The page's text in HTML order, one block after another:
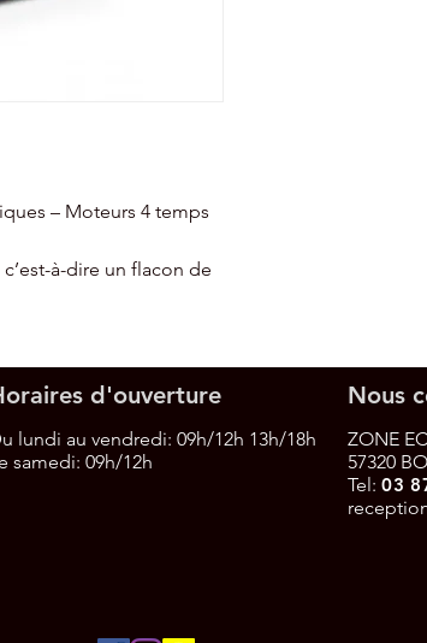
– Moteurs 4 temps
à-dire un flacon de
d'ouverture
lundi au vendredi: 09h/12h 13h/18h
samedi: 09h/12h
Nous
ZONE
57320
Tel: 03